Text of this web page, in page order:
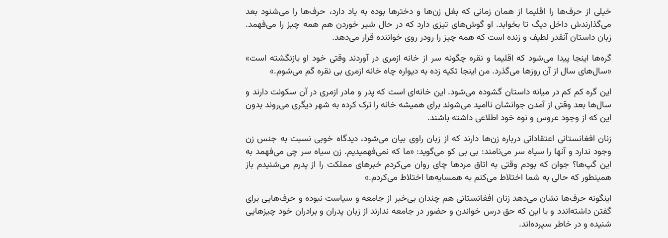
خیلی از حرف‌ها را اقلیما از همان زمانی که بغل زن‌ها و دخترها بوده به یاد دارد، حرف‌ها را می‌شنود بعد
می‌گذارندش داخل دیگ تا بخوابد. او گوش‌های تیزی دارد که در حال شیر خوردن هم همه چیز را می‌فهمد.
زبان داستان آنقدر لطیف و زنده است که همه چیز را رودر روی خواننده قرار می‌دهد.
گره‌ها اینجا پیدا می‌شود که اقلیما و نقره چگونه سر از خانه ازمری در آوردند وقتی خود او بازنگشته است»
«سال‌های سال از آن روزها می‌گذرد. من اینجا تکیه زده به دیواره چاه خانه ازمری بی نقره گم می‌شوم.»
این گره کم کم در میانه داستان گشوده می‌شود. این خانه‌ای است که پدر و مادر ازمری در آن سکونت دارند و
سال‌ها بعد وقتی از آمدن جوانشان ناامید می‌شوند برای همیشه خانه را ترک کرده به شهر دیگری می‌روند بدون
این که از وجود عروس و نوه خود اطلاعی داشته باشند.
زنان افغانستانی اعتقاداتی درباره زن‌ها دارند که از زبان راوی بیان می‌شود، دیدگاه خوبی نسبت به جنس زن
وجود ندارد و آنها را سیاه سر می‌نامند: بی بی کو می‌گوید: «ما که نمی‌فهمیدیم. زن سیاه سر چی می‌فهمد به
این گپ‌ها؟ جوان که بودم وقتی به اتاق مردها چای روان می‌کردم خبرهای مملکت را از پدرم می‌شنیدم باز
همینطور که حالی به شما اختلاط می‌کنم به همسایه‌ها اختلاط می‌کردم.»
اینگونه حرف‌ها نشان می‌دهد زنان افغانستانی هم چندان بی‌خبر از جامعه و سیاست نبوده و حرف‌هایی برای
گفتن داشته‌اندد و با این که حق درس خواندن و حضور در جامعه ندارند از زبان پدران و برادران خود چیزهایی
شنیده و در خاطر سپرده‌اند.